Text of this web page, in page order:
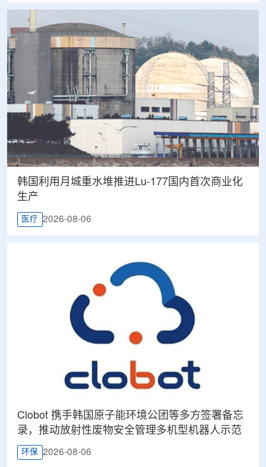
韩国利用月城重水堆推进Lu-177国内首次商业化
生产
医疗 2026-08-06
Clobot 携手韩国原子能环境公团等多方签署备忘
录，推动放射性废物安全管理多机型机器人示范
环保 2026-08-06